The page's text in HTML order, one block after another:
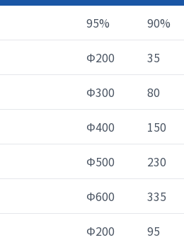
95% 90%
Φ200 35
Φ300 80
Φ400 150
Φ500 230
Φ600 335
Φ200 95